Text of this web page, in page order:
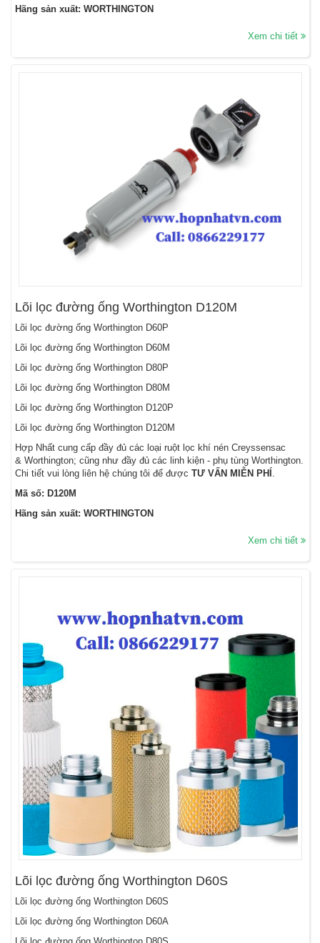
Hãng sản xuất: WORTHINGTON
Xem chi tiết
Lõi lọc đường ống Worthington D120M
Lõi lọc đường ống Worthington D60P
Lõi lọc đường ống Worthington D60M
Lõi lọc đường ống Worthington D80P
Lõi lọc đường ống Worthington D80M
Lõi lọc đường ống Worthington D120P
Lõi lọc đường ống Worthington D120M
Hợp Nhất cung cấp đầy đủ các loại ruột lọc khí nén Creyssensac
& Worthington; cũng như đầy đủ các linh kiện - phụ tùng Worthington.
Chi tiết vui lòng liên hệ chúng tôi để được TƯ VẤN MIỄN PHÍ .
Mã số: D120M
Hãng sản xuất: WORTHINGTON
Xem chi tiết
Lõi lọc đường ống Worthington D60S
Lõi lọc đường ống Worthington D60S
Lõi lọc đường ống Worthington D60A